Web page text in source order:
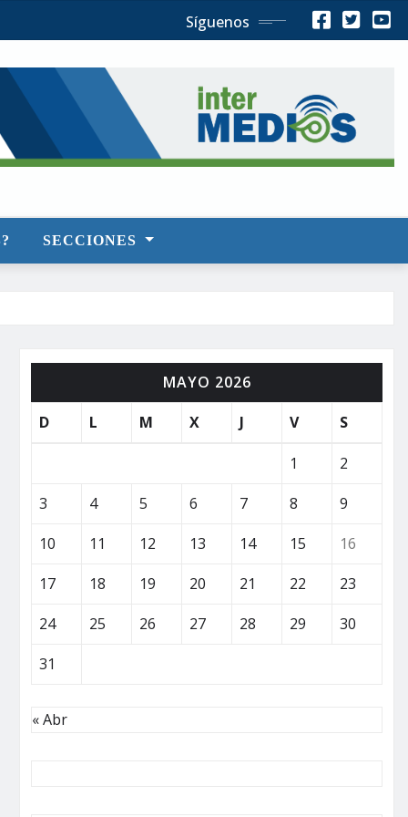
Síguenos
SECCIONES
MAYO 2026
D
L M X J V S
1
2
3
4 5 6 7 8
9
10
11 12 13 14 15
16
17
18 19 20 21 22
23
24
25 26 27 28 29
30
31
« Abr